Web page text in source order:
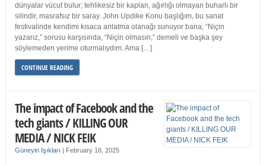
dünyalar vücut bulur; tehlikesiz bir kaplan, ağırlığı olmayan buharlı bir
silindir, masrafsız bir saray. John Updike Konu başlığım, bu sanat
festivalinde kendimi kısaca anlatma olanağı sunuyor bana; “Niçin
yazarız,” sorusu karşısında, “Niçin olmasın,” demeli ve başka şey
söylemeden yerime oturmalıydım. Ama […]
CONTINUE READING
The impact of Facebook and the
tech giants / KILLING OUR
MEDIA / NICK FEIK
Güneyin Işıkları | February 16, 2025